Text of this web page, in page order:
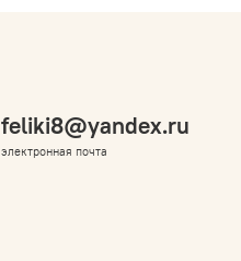
feliki8@yandex.ru
электронная почта